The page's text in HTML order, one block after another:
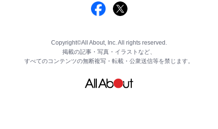
Copyright©All About, Inc. All rights reserved.
掲載の記事・写真・イラストなど、
すべてのコンテンツの無断複写・転載・公衆送信等を禁じます。